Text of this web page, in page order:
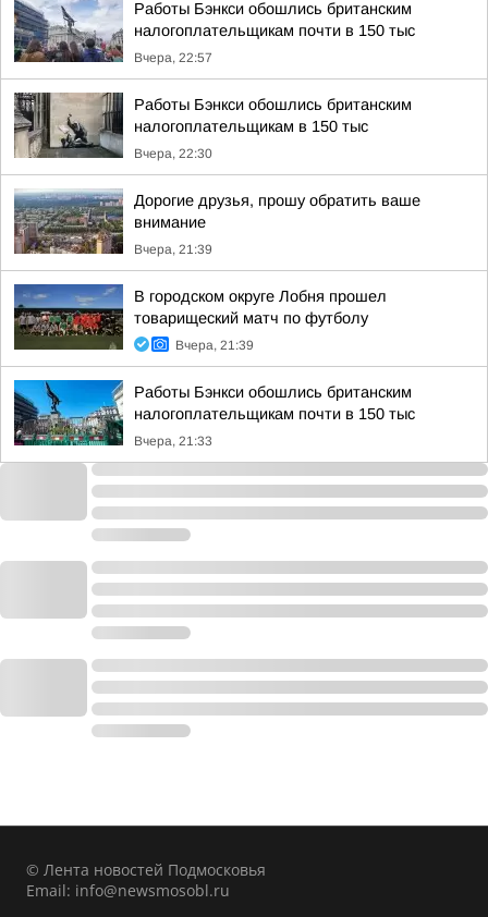
Работы Бэнкси обошлись британским
налогоплательщикам почти в 150 тыс
Вчера, 22:57
Работы Бэнкси обошлись британским
налогоплательщикам в 150 тыс
Вчера, 22:30
Дорогие друзья, прошу обратить ваше
внимание
Вчера, 21:39
В городском округе Лобня прошел
товарищеский матч по футболу
Вчера, 21:39
Работы Бэнкси обошлись британским
налогоплательщикам почти в 150 тыс
Вчера, 21:33
© Лента новостей Подмосковья
Email: info@newsmosobl.ru